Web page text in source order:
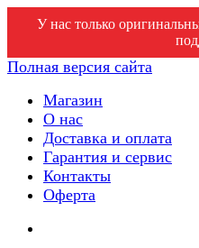
У нас только
Полная версия сайта
Магазин
О нас
Доставка и оплата
Гарантия и сервис
Контакты
Оферта